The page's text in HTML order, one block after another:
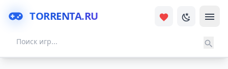
TORRENTA.RU